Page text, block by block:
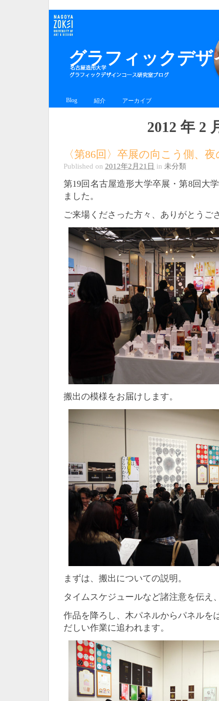
グラフィックデ
Blog 紹介 アーカイブ
2012 年 2
〈第86回〉卒展の向こう側、
Published on 2012年2月21日 in 未分類
第19回名古屋造形大学卒展・第8回大
ました。
ご来場くださった方々、ありがとうご
搬出の模様をお届けします。
まずは、搬出についての説明。
タイムスケジュールなど諸注意を伝え
作品を降ろし、木パネルからパネル
だしい作業に追われます。